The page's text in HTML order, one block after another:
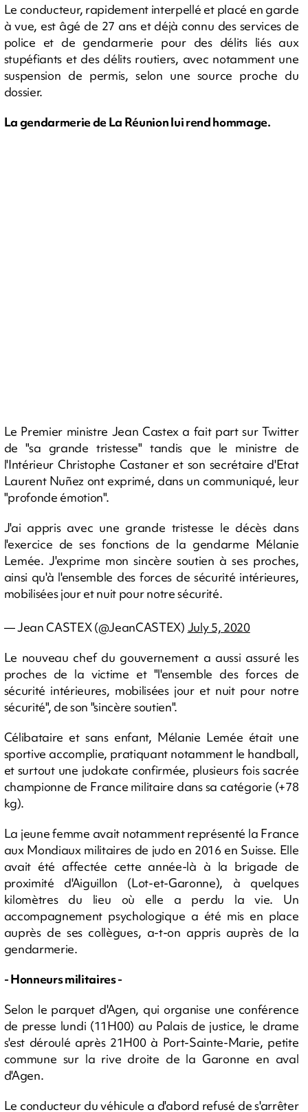
Le conducteur, rapidement interpellé et placé en garde
à vue, est âgé de 27 ans et déjà connu des services de
police et de gendarmerie pour des délits liés aux
stupéfiants et des délits routiers, avec notamment une
suspension de permis, selon une source proche du
dossier.
La gendarmerie de La Réunion lui rend hommage.
Le Premier ministre Jean Castex a fait part sur Twitter
de "sa grande tristesse" tandis que le ministre de
l'Intérieur Christophe Castaner et son secrétaire d'Etat
Laurent Nuñez ont exprimé, dans un communiqué, leur
"profonde émotion".
J'ai appris avec une grande tristesse le décès dans
l'exercice de ses fonctions de la gendarme Mélanie
Lemée. J'exprime mon sincère soutien à ses proches,
ainsi qu'à l'ensemble des forces de sécurité intérieures,
mobilisées jour et nuit pour notre sécurité.
— Jean CASTEX (@JeanCASTEX) July 5, 2020
Le nouveau chef du gouvernement a aussi assuré les
proches de la victime et "l'ensemble des forces de
sécurité intérieures, mobilisées jour et nuit pour notre
sécurité", de son "sincère soutien".
Célibataire et sans enfant, Mélanie Lemée était une
sportive accomplie, pratiquant notamment le handball,
et surtout une judokate confirmée, plusieurs fois sacrée
championne de France militaire dans sa catégorie (+78
kg).
La jeune femme avait notamment représenté la France
aux Mondiaux militaires de judo en 2016 en Suisse. Elle
avait été affectée cette année-là à la brigade de
proximité d'Aiguillon (Lot-et-Garonne), à quelques
kilomètres du lieu où elle a perdu la vie. Un
accompagnement psychologique a été mis en place
auprès de ses collègues, a-t-on appris auprès de la
gendarmerie.
- Honneurs militaires -
Selon le parquet d'Agen, qui organise une conférence
de presse lundi (11H00) au Palais de justice, le drame
s'est déroulé après 21H00 à Port-Sainte-Marie, petite
commune sur la rive droite de la Garonne en aval
d'Agen.
Le conducteur du véhicule a d'abord refusé de s'arrêter